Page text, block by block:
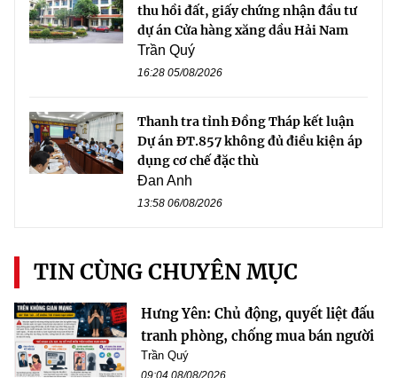
thu hồi đất, giấy chứng nhận đầu tư
dự án Cửa hàng xăng dầu Hải Nam
Trần Quý
16:28 05/08/2026
Thanh tra tỉnh Đồng Tháp kết luận
Dự án ĐT.857 không đủ điều kiện áp
dụng cơ chế đặc thù
Đan Anh
13:58 06/08/2026
TIN CÙNG CHUYÊN MỤC
Hưng Yên: Chủ động, quyết liệt đấu
tranh phòng, chống mua bán người
Trần Quý
09:04 08/08/2026